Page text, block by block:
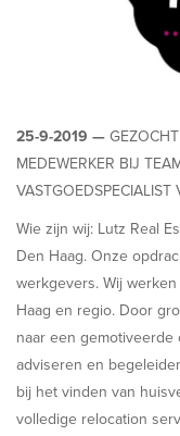
25-9-2019 —
MEDEWERKER BIJ
VASTGOEDSPECIALIST
Wie zijn wij: Lutz Real
Den Haag. Onze
werkgevers. Wij
Haag en regio. Door
naar een
adviseren en
bij het vinden van
volledige relocation